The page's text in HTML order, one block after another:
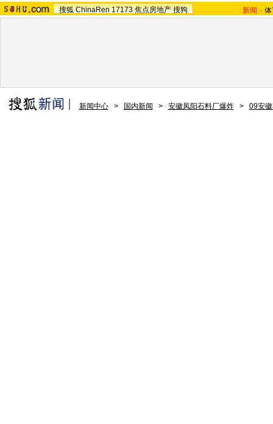
搜狐 ChinaRen 17173 焦点房地产 搜狗 新闻 -
新闻中心 > 国内新闻 > 安徽凤阳石料厂爆炸 > 09安